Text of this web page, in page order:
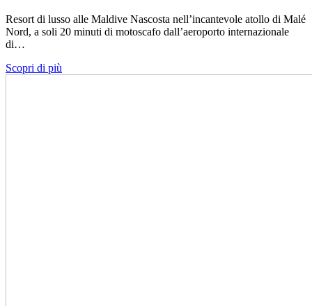
Resort di lusso alle Maldive Nascosta nell’incantevole atollo di Malé
Nord, a soli 20 minuti di motoscafo dall’aeroporto internazionale
di…
Scopri di più